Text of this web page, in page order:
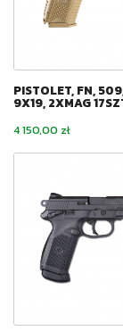
PISTOLET, FN,
9X19, 2XMAG
Cena
4 150,00 zł